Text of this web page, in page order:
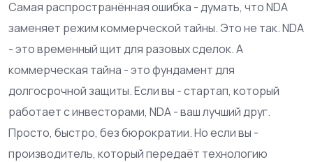
Самая распространённая ошибка - думать, что NDA
заменяет режим коммерческой тайны. Это не так. NDA
- это временный щит для разовых сделок. А
коммерческая тайна - это фундамент для
долгосрочной защиты. Если вы - стартап, который
работает с инвесторами, NDA - ваш лучший друг.
Просто, быстро, без бюрократии. Но если вы -
производитель, который передаёт технологию